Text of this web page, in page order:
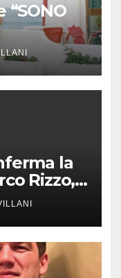
“SONO
la
Rizzo,